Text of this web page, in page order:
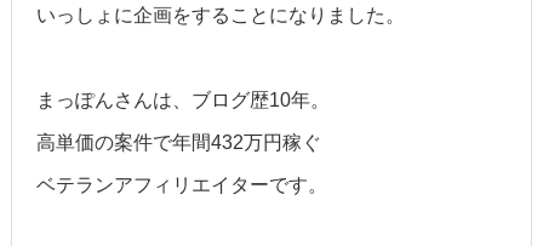
いっしょに企画をすることになりました。
まっぽんさんは、ブログ歴10年。
高単価の案件で年間432万円稼ぐ
ベテランアフィリエイターです。